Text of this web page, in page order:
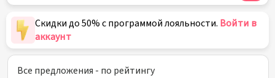
Скидки до 50% с программой лояльности. Войти в
аккаунт
Все предложения - по рейтингу